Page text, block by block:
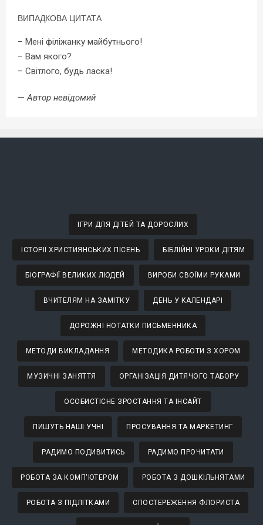
ВИПАДКОВА ЦИТАТА
– Мені філіжанку майбутнього!
– Вам якого?
– Світлого, будь ласка!
—Автор невідомий
ІГРИ ДЛЯ ДІТЕЙ ТА ДОРОСЛИХ
ІСТОРІЇ ХРИСТИЯНСЬКИХ ПІСЕНЬ БІБЛІЙНІ УРОКИ ДІТЯМ
БІОГРАФІЇ ВЕЛИКИХ ЛЮДЕЙ ВИРОБИ СВОЇМИ РУКАМИ
ВЧИТЕЛЯМ НА ЗАМІТКУ ДЕНЬ У КАЛЕНДАРІ
ДОРОЖНІ НОТАТКИ ПИСЬМЕННИКА
МЕТОДИ ВИКЛАДАННЯ МЕТОДИКА РОБОТИ З ХОРОМ
МУЗИЧНІ ЗАНЯТТЯ ОРГАНІЗАЦІЯ ДИТЯЧОГО ТАБОРУ
ОСОБИСТІСНЕ ЗРОСТАННЯ ТА ІНСАЙТ
ПИШУТЬ НАШІ УЧНІ ПРОСУВАННЯ ТА МАРКЕТИНГ
РАДИМО ПОДИВИТИСЬ РАДИМО ПРОЧИТАТИ
РОБОТА ЗА КОМП'ЮТЕРОМ РОБОТА З ДОШКІЛЬНЯТАМИ
РОБОТА З ПІДЛІТКАМИ СПОСТЕРЕЖЕННЯ ФЛОРИСТА